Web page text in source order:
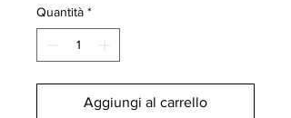
Quantità *
Aggiungi al carrello